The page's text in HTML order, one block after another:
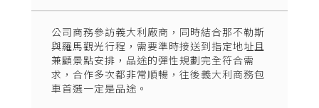
公司商務參訪義大利廠商，同時結合那不勒斯
與羅馬觀光行程，需要準時接送到指定地址且
兼顧景點安排，品途的彈性規劃完全符合需
求，合作多次都非常順暢，往後義大利商務包
車首選一定是品途。